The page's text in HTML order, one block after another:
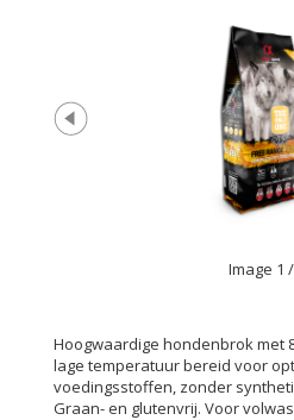
Image 1
Hoogwaardige hondenbrok met
lage temperatuur bereid voor
voedingsstoffen, zonder
Graan- en glutenvrij. Voor